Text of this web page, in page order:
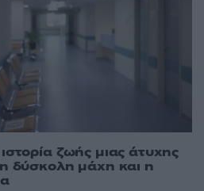
ζωής μιας άτυχης
δύσκολη μάχη και η